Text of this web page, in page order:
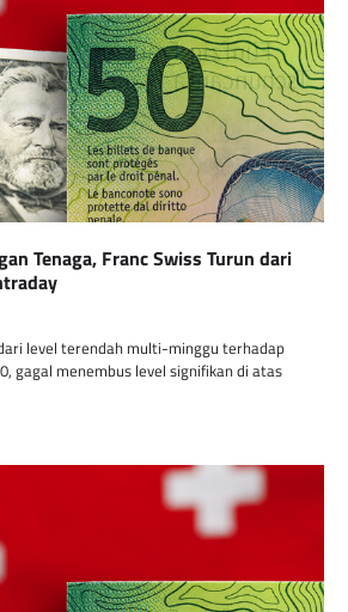
Tenaga, Franc Swiss Turun dari
level terendah multi-minggu terhadap
gagal menembus level signifikan di atas